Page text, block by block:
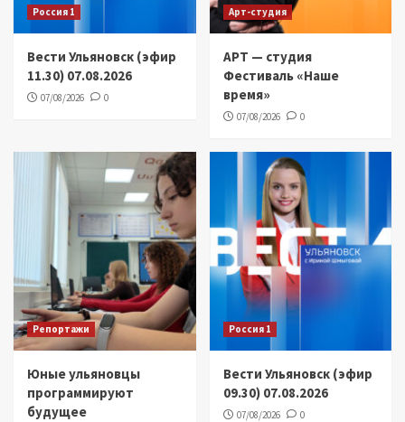
Россия 1
Вести Ульяновск (эфир
11.30) 07.08.2026
07/08/2026 0
Арт-студия
АРТ — студия
Фестиваль «Наше
время»
07/08/2026 0
Репортажи
Юные ульяновцы
программируют
будущее
Россия 1
Вести Ульяновск (эфир
09.30) 07.08.2026
07/08/2026 0